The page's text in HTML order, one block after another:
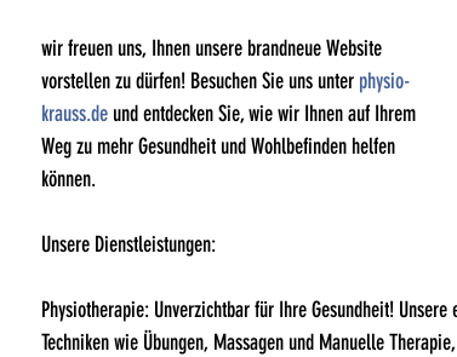
wir freuen uns, Ihnen unsere brandneue Website
vorstellen zu dürfen! Besuchen Sie uns unter physio-
krauss.de und entdecken Sie, wie wir Ihnen auf Ihrem
Weg zu mehr Gesundheit und Wohlbefinden helfen
können.
Unsere Dienstleistungen:
Physiotherapie: Unverzichtbar für Ihre Gesundheit!
Techniken wie Übungen, Massagen und Manuelle